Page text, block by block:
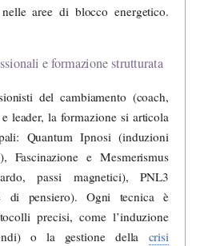
aree di blocco energetico.
e formazione strutturata
del cambiamento (coach,
leader, la formazione si articola
Quantum Ipnosi (induzioni
Fascinazione e Mesmerismus
passi magnetici), PNL3
di pensiero). Ogni tecnica è
precisi, come l’induzione
o la gestione della crisi